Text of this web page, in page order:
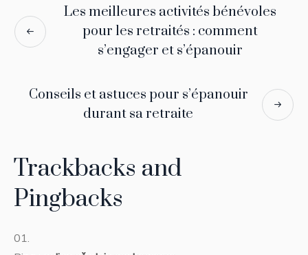
Les meilleures activités bénévoles
pour les retraités : comment
s’engager et s’épanouir
Conseils et astuces pour s’épanouir
durant sa retraite
Trackbacks and
Pingbacks